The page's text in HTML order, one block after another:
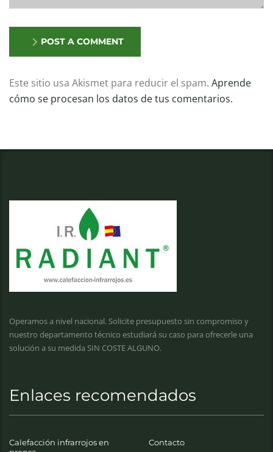
POST A COMMENT
Alternative:
Este sitio usa Akismet para reducir el spam. Aprende
cómo se procesan los datos de tus comentarios.
Operamos a nivel nacional. Solicite presupuesto sin compromiso y
nuestro departamento técnico estudiará su caso para ofrecerle una
solución a su medida SIN COSTE ALGUNO.
Enlaces recomendados
Calefacción infrarrojos en
Contacto